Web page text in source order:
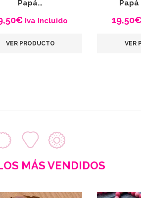
Papá…
€ Iva Incluido
VER PRODUCTO
19,50€
VER
MÁS VENDIDOS